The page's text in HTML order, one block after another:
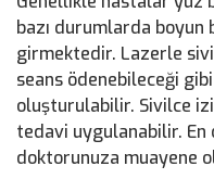
bazı durumlarda boyun
girmektedir. Lazerle
seans ödenebileceği
oluşturulabilir. Sivilce
tedavi uygulanabilir.
doktorunuza muayene